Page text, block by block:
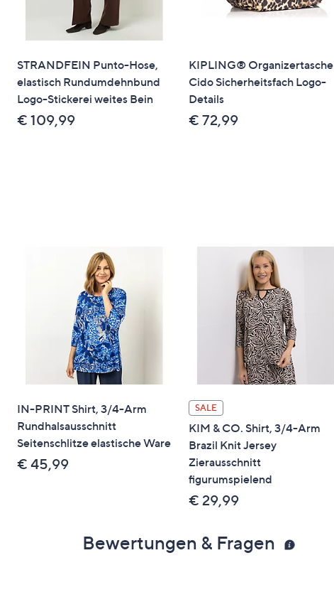
STRANDFEIN Punto-Hose,
elastisch Rundumdehnbund
Logo-Stickerei weites Bein
€ 109,99
KIPLING® Organizertasche
Cido Sicherheitsfach Logo-
Details
€ 72,99
IN-PRINT Shirt, 3/4-Arm
Rundhalsausschnitt
Seitenschlitze elastische Ware
€ 45,99
SALE
KIM & CO. Shirt, 3/4-Arm
Brazil Knit Jersey
Zierausschnitt
figurumspielend
€ 29,99
Bewertungen & Fragen